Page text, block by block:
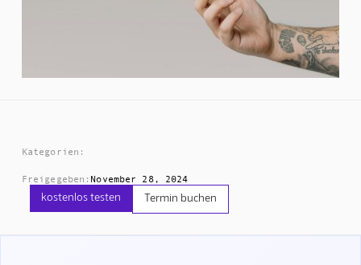
Kategorien:
Freigegeben: November 28, 2024
kostenlos testen Termin buchen